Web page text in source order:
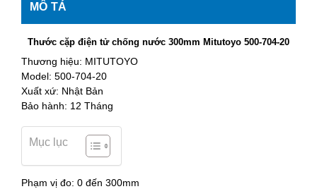
MÔ TẢ
Thước cặp điện tử chống nước 300mm Mitutoyo 500-704-20
Thương hiệu: MITUTOYO
Model: 500-704-20
Xuất xứ: Nhật Bản
Bảo hành: 12 Tháng
Mục lục
Phạm vị đo: 0 đến 300mm